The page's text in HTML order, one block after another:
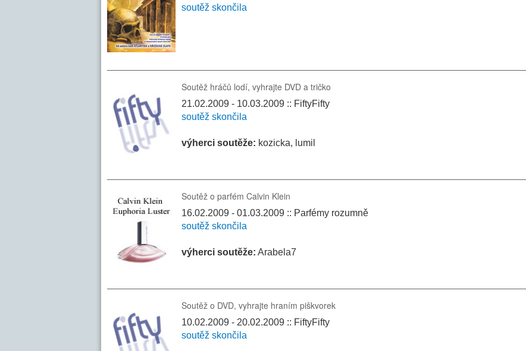
soutěž skončila
Soutěž hráčů lodí, vyhrajte DVD a tričko
21.02.2009 - 10.03.2009 :: FiftyFifty
soutěž skončila
výherci soutěže: kozicka, lumil
Soutěž o parfém Calvin Klein
16.02.2009 - 01.03.2009 :: Parfémy rozumně
soutěž skončila
výherci soutěže: Arabela7
Soutěž o DVD, vyhrajte hraním piškvorek
10.02.2009 - 20.02.2009 :: FiftyFifty
soutěž skončila